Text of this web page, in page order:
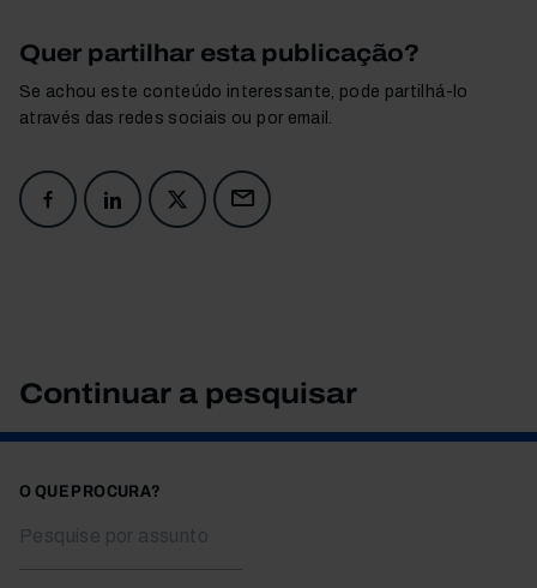
Quer partilhar esta publicação?
Se achou este conteúdo interessante, pode partilhá-lo
através das redes sociais ou por email.
Continuar a pesquisar
O QUE PROCURA?